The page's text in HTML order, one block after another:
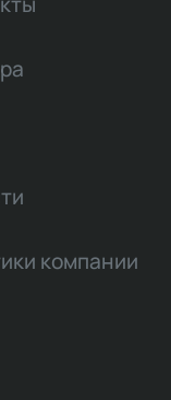
компании